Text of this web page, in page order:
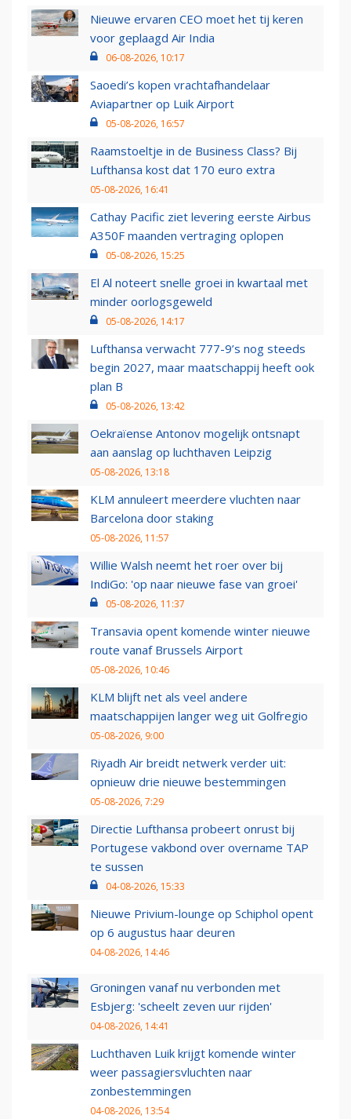
Nieuwe ervaren CEO moet het tij keren
voor geplaagd Air India
06-08-2026, 10:17
Saoedi’s kopen vrachtafhandelaar
Aviapartner op Luik Airport
05-08-2026, 16:57
Raamstoeltje in de Business Class? Bij
Lufthansa kost dat 170 euro extra
05-08-2026, 16:41
Cathay Pacific ziet levering eerste Airbus
A350F maanden vertraging oplopen
05-08-2026, 15:25
El Al noteert snelle groei in kwartaal met
minder oorlogsgeweld
05-08-2026, 14:17
Lufthansa verwacht 777-9’s nog steeds
begin 2027, maar maatschappij heeft ook
plan B
05-08-2026, 13:42
Oekraïense Antonov mogelijk ontsnapt
aan aanslag op luchthaven Leipzig
05-08-2026, 13:18
KLM annuleert meerdere vluchten naar
Barcelona door staking
05-08-2026, 11:57
Willie Walsh neemt het roer over bij
IndiGo: 'op naar nieuwe fase van groei'
05-08-2026, 11:37
Transavia opent komende winter nieuwe
route vanaf Brussels Airport
05-08-2026, 10:46
KLM blijft net als veel andere
maatschappijen langer weg uit Golfregio
05-08-2026, 9:00
Riyadh Air breidt netwerk verder uit:
opnieuw drie nieuwe bestemmingen
05-08-2026, 7:29
Directie Lufthansa probeert onrust bij
Portugese vakbond over overname TAP
te sussen
04-08-2026, 15:33
Nieuwe Privium-lounge op Schiphol opent
op 6 augustus haar deuren
04-08-2026, 14:46
Groningen vanaf nu verbonden met
Esbjerg: 'scheelt zeven uur rijden'
04-08-2026, 14:41
Luchthaven Luik krijgt komende winter
weer passagiersvluchten naar
zonbestemmingen
04-08-2026, 13:54